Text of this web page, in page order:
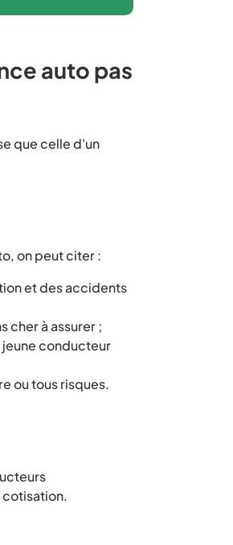
auto pas
que celle d'un
on peut citer :
et des accidents
cher à assurer ;
jeune conducteur
ou tous risques.
cotisation.